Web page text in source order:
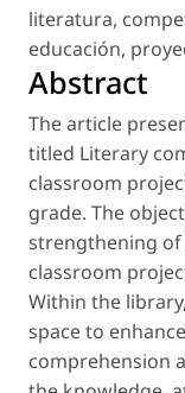
literatura,
educación,
Abstract
The article
titled Literary
classroom
grade. The
strengthening
classroom
Within the
space to
comprehension